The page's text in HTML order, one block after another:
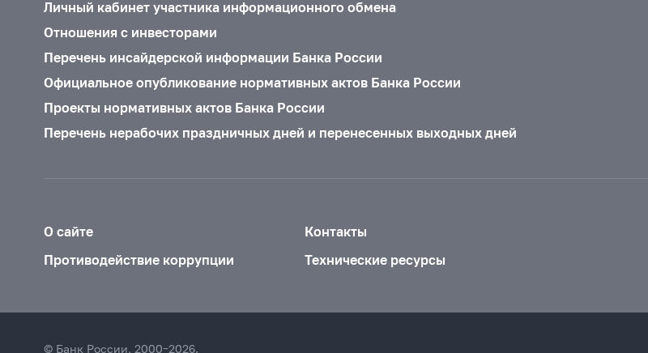
Личный кабинет участника информационного обмена
Отношения с инвесторами
Перечень инсайдерской информации Банка России
Официальное опубликование нормативных актов Банка России
Проекты нормативных актов Банка России
Перечень нерабочих праздничных дней и перенесенных выходных дней
О сайте
Контакты
Противодействие коррупции
Технические ресурсы
© Банк России, 2000–2026.